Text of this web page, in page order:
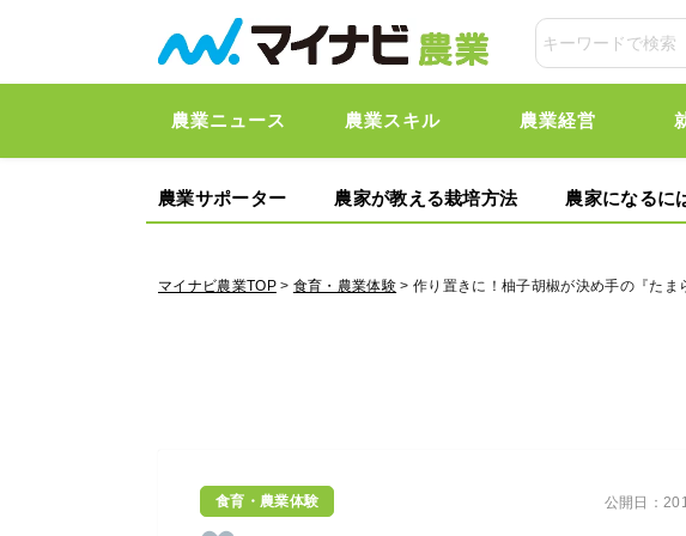
農業ニュース 農業スキル 農業経営
農業サポーター 農家が教える栽培方法 農家になるに
マイナビ農業TOP> 食育・農業体験 > 作り置きに！柚子胡椒が決め手の『たま
食育・農業体験 公開日：